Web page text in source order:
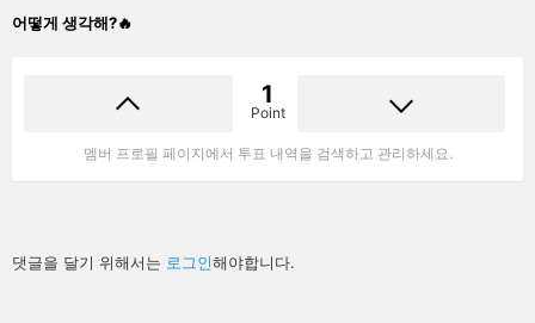
어떻게 생각해?🔥
1
Point
멤버 프로필 페이지에서 투표 내역을 검색하고 관리하세요.
답
글
댓글을 달기 위해서는 로그인해야합니다.